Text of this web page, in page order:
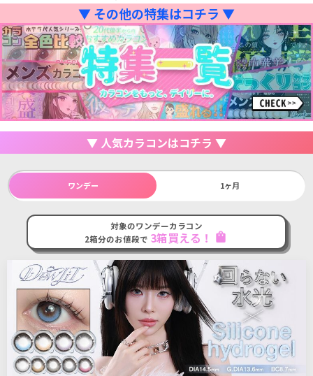
▼ その他の特集はコチラ ▼
▼ 人気カラコンはコチラ ▼
ワンデー 1ヶ月
対象のワンデーカラコン
2箱分のお値段で 3箱買える！ shopping_bag